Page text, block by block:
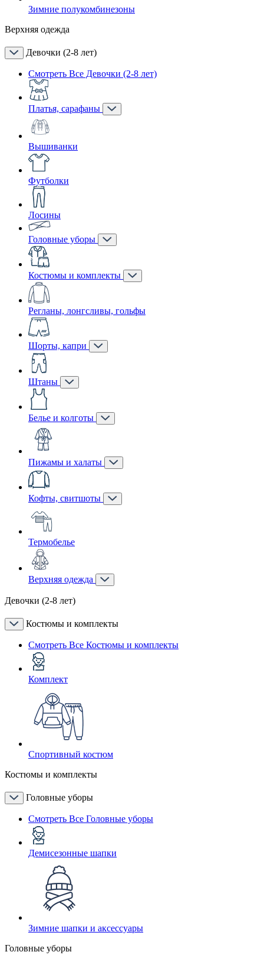
Зимние полукомбинезоны
Верхняя одежда
Девочки (2-8 лет)
Смотреть Все Девочки (2-8 лет)
Платья, сарафаны
Вышиванки
Футболки
Лосины
Головные уборы
Костюмы и комплекты
Регланы, лонгсливы, гольфы
Шорты, капри
Штаны
Белье и колготы
Пижамы и халаты
Кофты, свитшоты
Термобелье
Верхняя одежда
Девочки (2-8 лет)
Костюмы и комплекты
Смотреть Все Костюмы и комплекты
Комплект
Спортивный костюм
Костюмы и комплекты
Головные уборы
Смотреть Все Головные уборы
Демисезонные шапки
Зимние шапки и аксессуары
Головные уборы